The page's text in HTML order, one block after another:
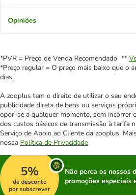
Opiniões
*PVR = Preço de Venda Recomendado **
*Preço regular = O preço mais baixo que o
dias.
A zooplus tem o direito de utilizar o seu
publicidade direta de bens ou serviços
opor-se a qualquer momento, sem incorrer
dos custos básicos de transmissão à tarifa
Serviço de Apoio ao Cliente da zooplus.
nossa Política de Privacidade
5%
de desconto
por subscrever
Não perca os nossos
promoções especiais